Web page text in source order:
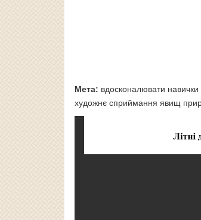
Мета: вдосконалювати навички
художнє сприймання явищ